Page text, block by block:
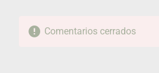
Comentarios cerrados